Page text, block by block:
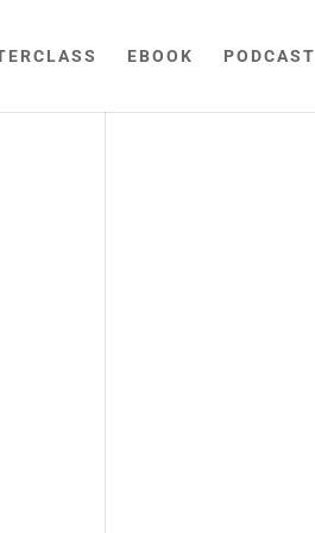
EBOOK PODCAST